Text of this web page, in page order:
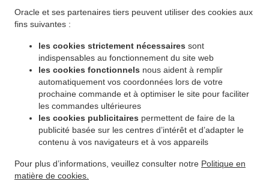
Oracle et ses partenaires tiers peuvent utiliser des cookies aux
fins suivantes :
les cookies strictement nécessaires sont
indispensables au fonctionnement du site web
les cookies fonctionnels nous aident à remplir
automatiquement vos coordonnées lors de votre
prochaine commande et à optimiser le site pour faciliter
les commandes ultérieures
les cookies publicitaires permettent de faire de la
publicité basée sur les centres d’intérêt et d’adapter le
contenu à vos navigateurs et à vos appareils
Pour plus d’informations, veuillez consulter notre Politique en
matière de cookies.
cuisinés African Food Winnipeg Vista
.
cuisinés African Food Winnipeg River Park South Livraison de plats cuisinés African
Food Winnipeg Powerview . Livraison de plats cuisinés African Food Winnipeg
Middlechurch . Livraison de plats cuisinés African Food Winnipeg Vermette . Livraison de
.
Livraison de plats cuisinés African Food East Saint Paul Ki l- Cona Park Livraison
de plats cuisinés African Food East Saint Paul . Livraison de plats cuisinés African Food
cuisinés African Food Traverse Bay